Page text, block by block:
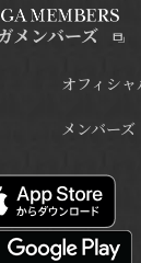
メンバーズ
オフィシャ
メンバー